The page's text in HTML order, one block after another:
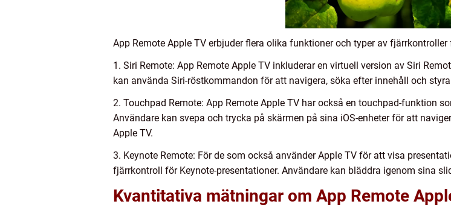
App Remote Apple TV erbjuder flera olika funktioner och typer av
1. Siri Remote: App Remote Apple TV inkluderar en virtuell version av Siri
kan använda Siri-röstkommandon för att navigera, söka efter innehåll och
2. Touchpad Remote: App Remote Apple TV har också en touchpad-funktion
Användare kan svepa och trycka på skärmen på sina iOS-enheter för att
Apple TV.
3. Keynote Remote: För de som också använder Apple TV för att visa
fjärrkontroll för Keynote-presentationer. Användare kan bläddra igenom sina
Kvantitativa mätningar om App Remote